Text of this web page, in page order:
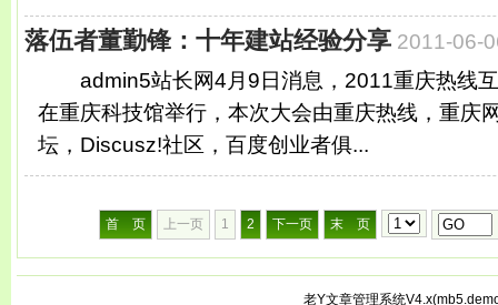
落伍者董勤锋：十年建站经验分享 2011-06-
admin5站长网4月9日消息，2011重庆热线互
在重庆科技馆举行，本次大会由重庆热线，重庆
坛，Discusz!社区，百度创业者俱...
首 页 上一页 1 2 下一页 末 页
老Y文章管理系统V4.x(